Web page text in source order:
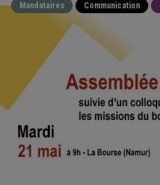
Mandataires Communication